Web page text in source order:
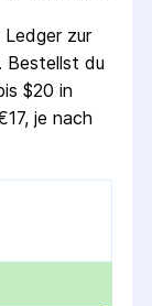
zur
Bestellst du
$20 in
je nach